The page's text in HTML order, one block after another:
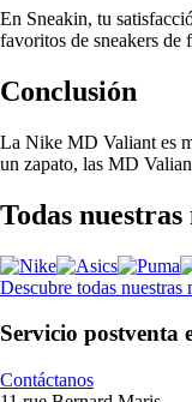
En Sneakin, tu
favoritos de sneakers de
Conclusión
La Nike MD Valiant es
un zapato, las MD
Todas nuestras
Descubre todas nuestras
Servicio postventa
Contáctanos